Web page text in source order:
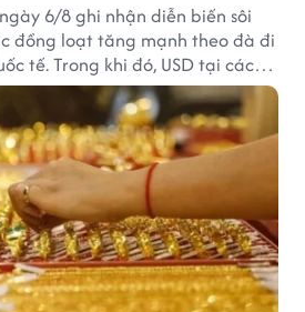
6/8 ghi nhận diễn biến sôi
đồng loạt tăng mạnh theo đà đi
tế. Trong khi đó, USD tại các
nhiệt dù tỷ giá trung tâm lập